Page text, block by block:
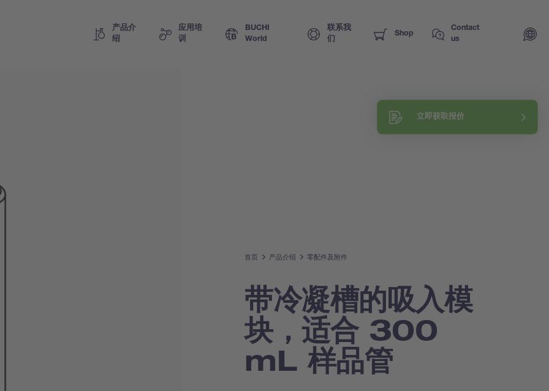
产品介
绍
应用培
训
BUCHI
World
联系我
们
Shop
Contact
us
立即获取报价
首页 产品介绍 零配件及附件
带冷凝槽的吸入模
块，适合 300
mL 样品管